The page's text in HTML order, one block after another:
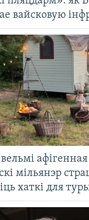
вайсковую
мільянэр
хаткі для